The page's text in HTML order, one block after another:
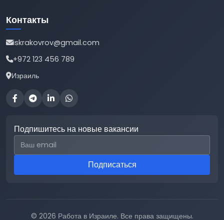
Контакты
iskrakovrov@gmail.com
+972 123 456 789
Израиль
Подпишитесь на новые вакансии
Email для подписки
Подписаться
© 2026 Работа в Израиле. Все права защищены.